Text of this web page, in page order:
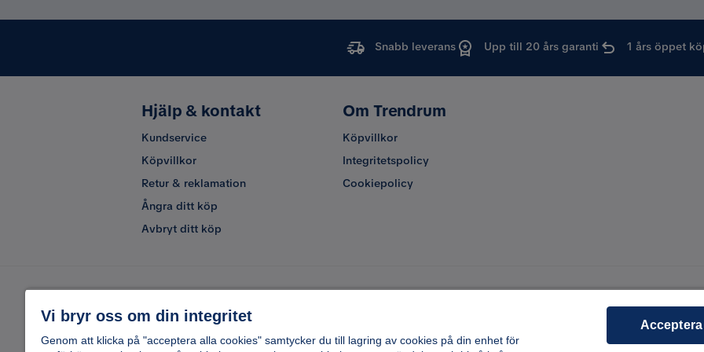
Snabb leverans Upp till 20 års garanti 1 års öppet
Hjälp & kontakt
Kundservice
Köpvillkor
Retur & reklamation
Ångra ditt köp
Avbryt ditt köp
Om Trendrum
Köpvillkor
Integritetspolicy
Cookiepolicy
Vi bryr oss om din integritet
Genom att klicka på "acceptera alla cookies" samtycker du till lagring av cookies på din enhet för